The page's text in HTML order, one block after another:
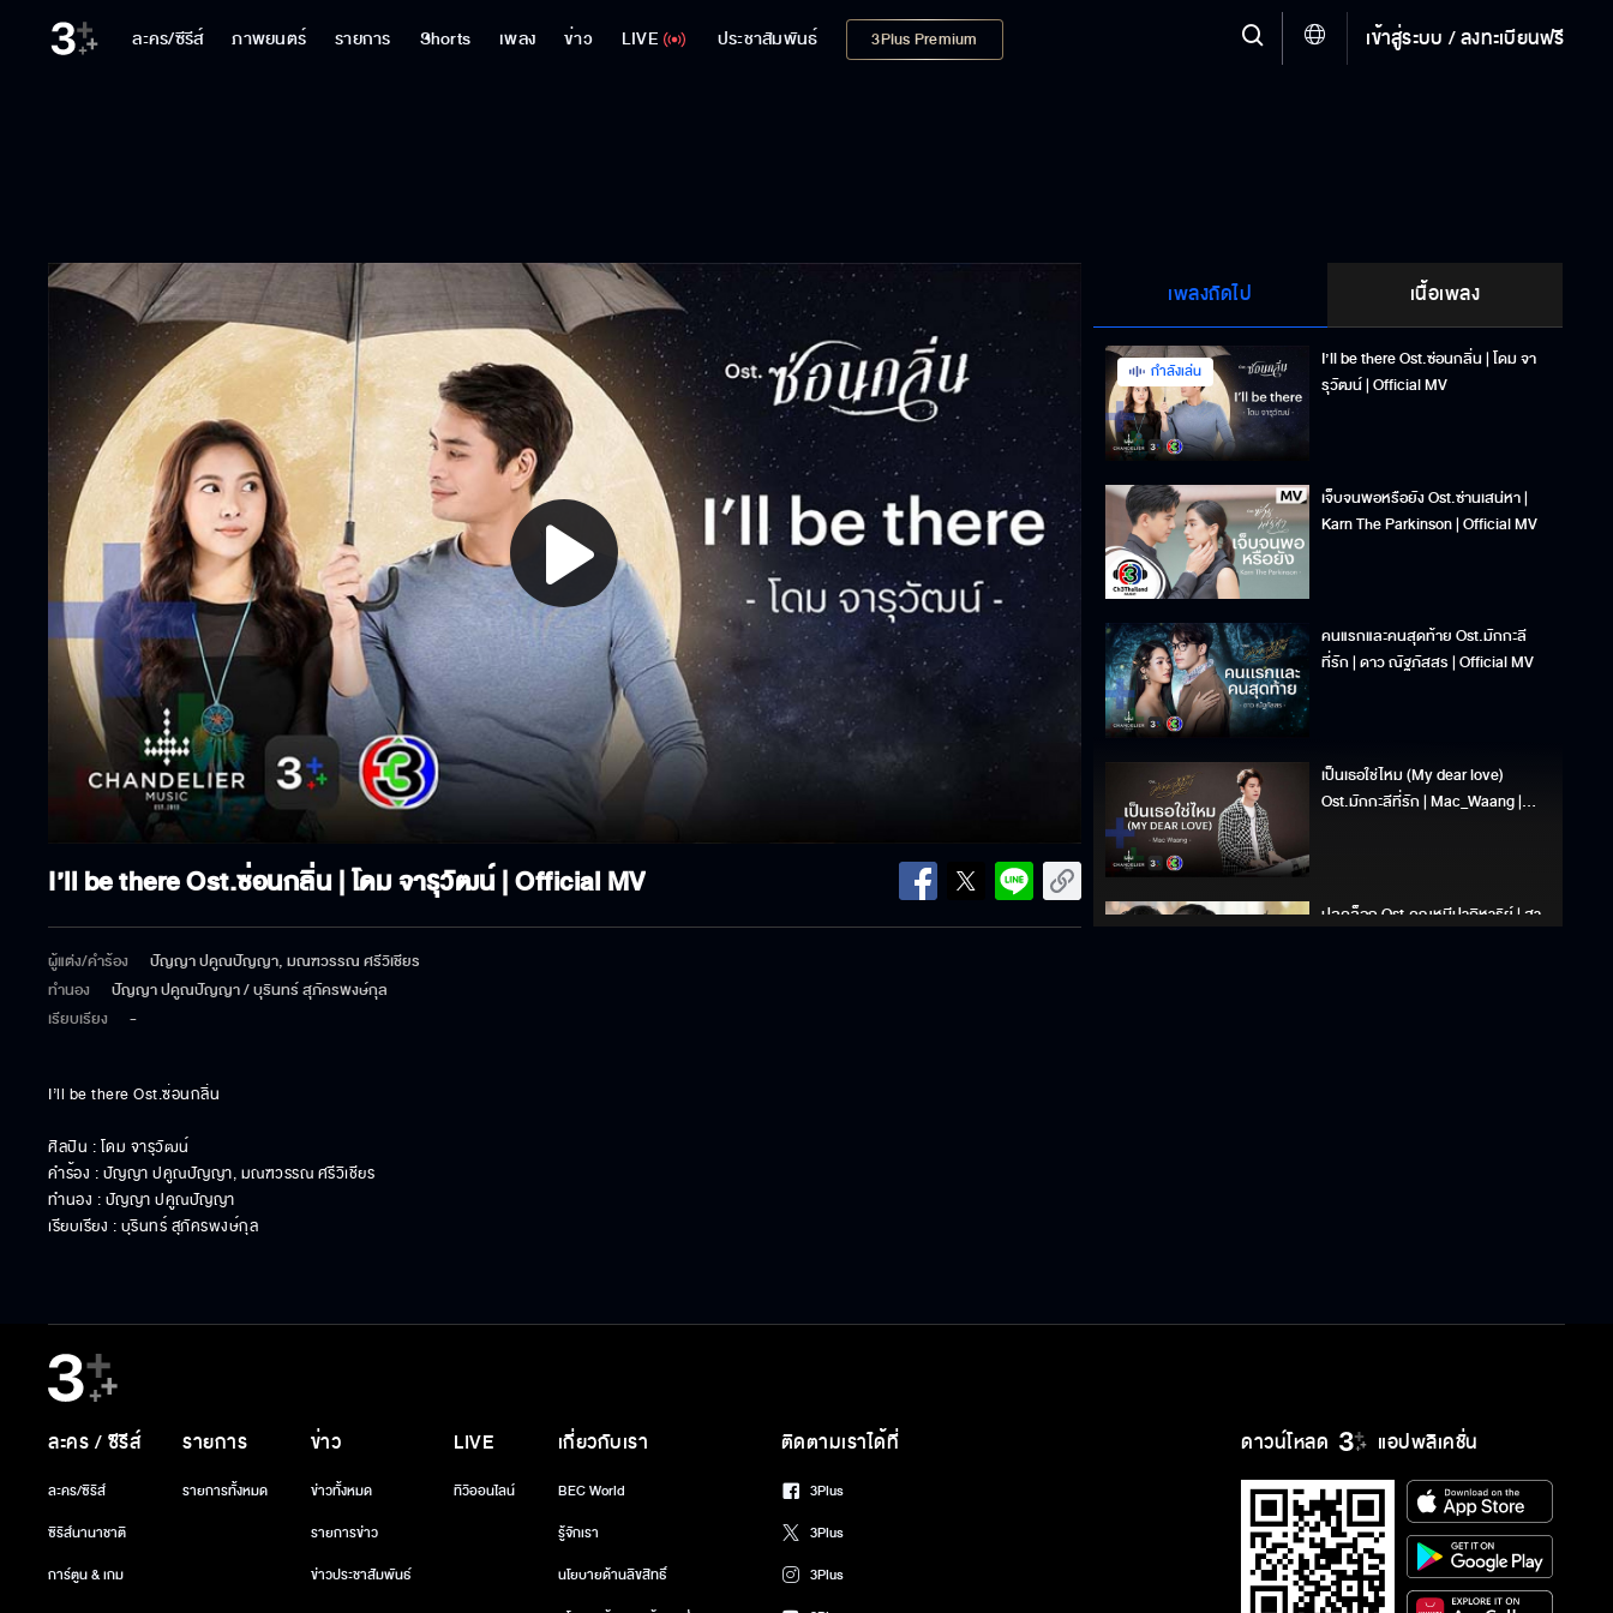
ละคร/ซีรีส์ ภาพยนตร์ รายการ Shorts เพลง ข่าว LIVE ประชาสัมพันธ์ 3Plus Premium เข้าสู่ระบบ / ลงทะเบียนฟรี
Play
Video
I’ll be there Ost.ซ่อนกลิ่น | โดม จารุวัฒน์ | Official MV
ผู้แต่ง/คำร้อง
ปัญญา ปคูณปัญญา, มณฑวรรณ ศรีวิเชียร
ทำนอง
ปัญญา ปคูณปัญญา / บุรินทร์ สุภัครพงษ์กุล
เรียบเรียง
-
เพลงถัดไป เนื้อเพลง
กำลังเล่น
I’ll be there Ost.ซ่อนกลิ่น | โดม จา
รุวัฒน์ | Official MV
เจ็บจนพอหรือยัง Ost.ซ่านเสน่หา |
Karn The Parkinson | Official MV
คนแรกและคนสุดท้าย Ost.มักกะลี
ที่รัก | ดาว ณัฐภัสสร | Official MV
เป็นเธอใช่ไหม (My dear love)
Ost.มักกะลีที่รัก | Mac_Waang |
ปลดล็อก Ost.คุณหมีปาฏิหาริย์ | สา
ผิดไหม Ost.ปมเสน่หา |
สุนทรญาณกิจ | Official MV
รอได้ไหม Ost.ซ่านเสน่หา | แนน วาทิ
I’ll be there Ost.ซ่อนกลิ่น
ศิลปิน : โดม จารุวัฒน์
คำร้อง : ปัญญา ปคูณปัญญา, มณฑวรรณ ศรีวิเชียร
ทำนอง : ปัญญา ปคูณปัญญา
เรียบเรียง : บุรินทร์ สุภัครพงษ์กุล
ดาวน์โหลด แอปพลิเคชั่น
ละคร / ซีรีส์
ละคร/ซีรีส์
ซีรีส์นานาชาติ
การ์ตูน & เกม
รายการ
รายการทั้งหมด
ข่าว
ข่าวทั้งหมด
รายการข่าว
ข่าวประชาสัมพันธ์
LIVE
ทีวีออนไลน์
เกี่ยวกับเรา
BEC World
รู้จักเรา
นโยบายด้านลิขสิทธิ์
ติดตามเราได้ที่
3Plus
3Plus
3Plus